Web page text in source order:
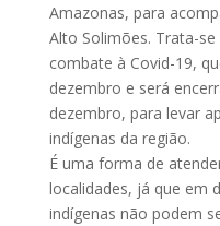
Amazonas, para
Alto Solimões. Trata-
combate à Covid-19,
dezembro e será
dezembro, para levar
indígenas da região.
É uma forma de
localidades, já que em
indígenas não podem